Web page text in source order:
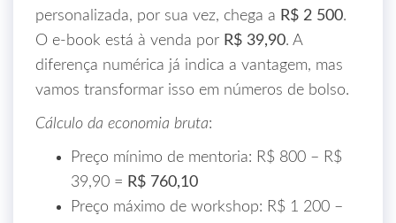
personalizada, por sua vez, chega a R$ 2 500.
O e‑book está à venda por R$ 39,90. A
diferença numérica já indica a vantagem, mas
vamos transformar isso em números de bolso.
Cálculo da economia bruta:
Preço mínimo de mentoria: R$ 800 – R$
39,90 = R$ 760,10
Preço máximo de workshop: R$ 1 200 –